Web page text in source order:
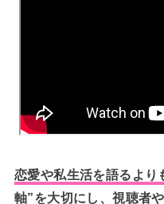
恋愛や私生活を語るより
軸”を大切にし、視聴者